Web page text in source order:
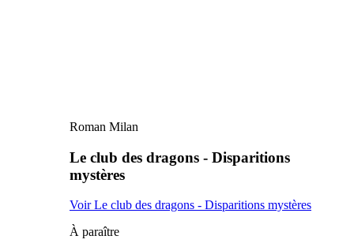
Roman Milan
Le club des dragons - Disparitions
mystères
Voir Le club des dragons - Disparitions mystères
À paraître